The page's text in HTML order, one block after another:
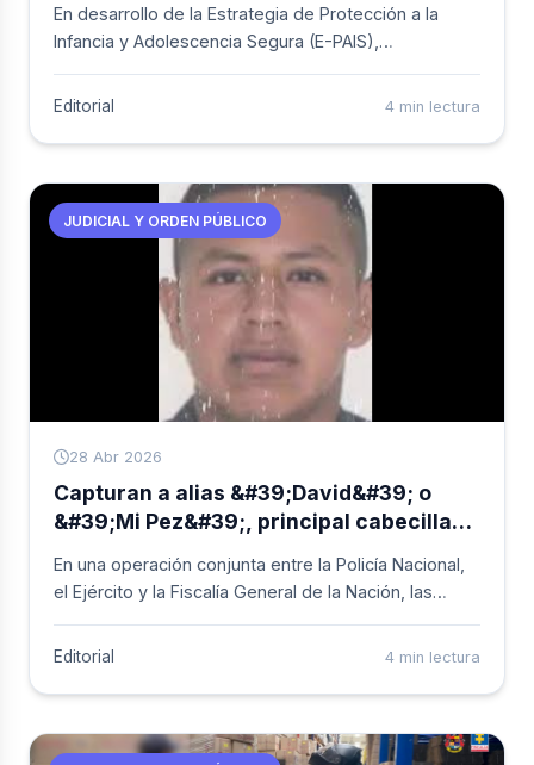
En desarrollo de la Estrategia de Protección a la
Infancia y Adolescencia Segura (E-PAIS),
Buenaventura hicieron efectivas dos órdenes
agresiones sexuales. Los operativos, realizados de
manera independiente, permitieron poner a
disposición de la justicia a personas
se&ntilde;aladas de afectar la integridad de
menores y personas en estado de vulnerabilidad.
Editorial 4 min lectura
JUDICIAL Y ORDEN PÚBLICO
28 Abr 2026
Capturan a alias &#39;David&#39; o
&#39;Mi Pez&#39;, principal cabecilla
Ramos&#39;
En una operación conjunta entre la Policía Nacional,
el Ejército y la Fiscalía General de la Nación, las
Vitonco, conocido bajo los alias de
detención se produjo en una zona comprendida
entre el municipio de Palmira y Palo Alto, donde el
se&ntilde;alado cabecilla fue hallado en
Editorial 4 min lectura